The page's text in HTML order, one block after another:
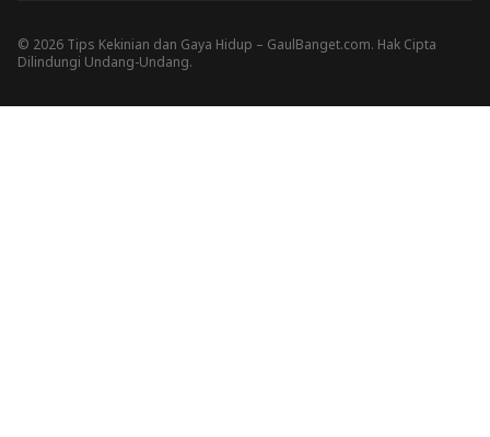
© 2026 Tips Kekinian dan Gaya Hidup – GaulBanget.com. Hak Cipta
Dilindungi Undang-Undang.